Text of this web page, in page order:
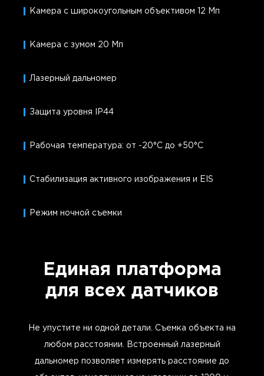
Камера с широкоугольным объективом 12 Мп
Камера с зумом 20 Мп
Лазерный дальномер
Защита уровня IP44
Рабочая температура: от -20°C до +50°C
Стабилизация активного изображения и EIS
Режим ночной съемки
Единая платформа
для всех датчиков
Не упустите ни одной детали. Съемка объекта на
любом расстоянии. Встроенный лазерный
дальномер позволяет измерять расстояние до